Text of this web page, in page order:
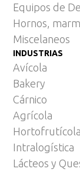
Equipos de
Hornos,
Miscelaneos
INDUSTRIAS
Avícola
Bakery
Cárnico
Agrícola
Intralogística
Lácteos y